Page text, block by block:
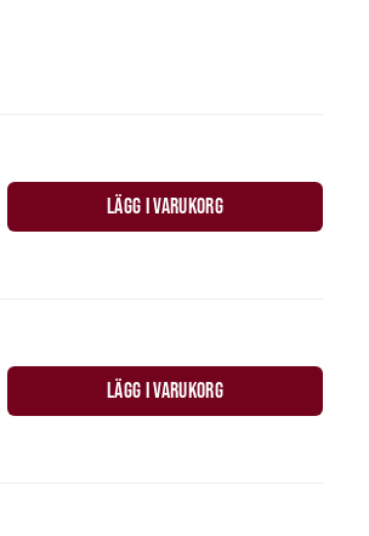
LÄGG I VARUKORG
LÄGG I VARUKORG